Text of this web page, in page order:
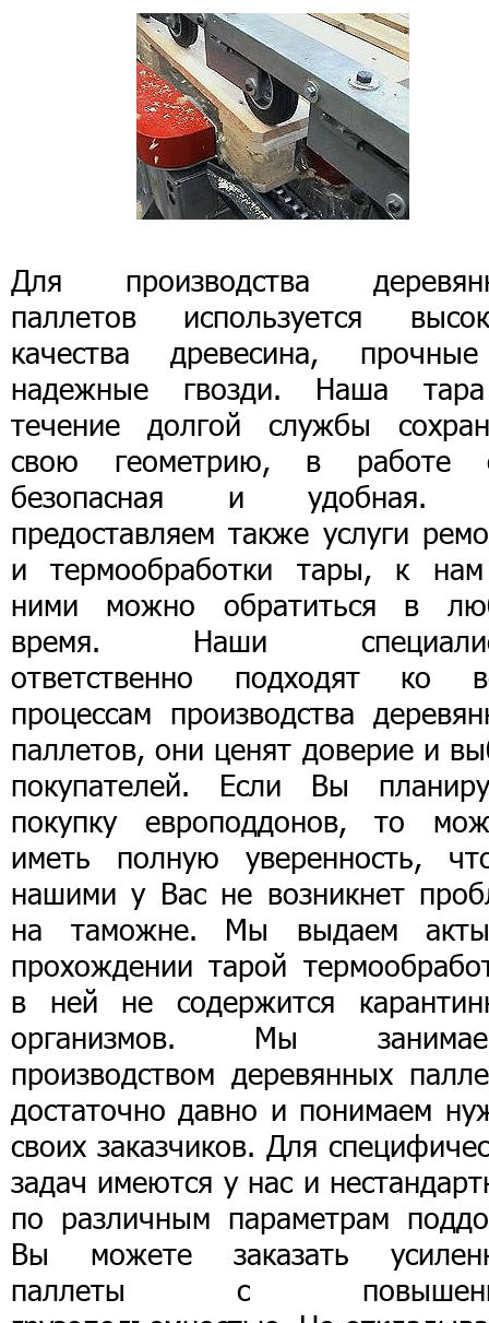
Для производства
паллетов используется
качества древесина,
надежные гвозди. Наша
течение долгой службы
свою геометрию, в работе
безопасная и удобная.
предоставляем также услуги
и термообработки тары, к
ними можно обратиться в
время. Наши
ответственно подходят ко
процессам производства
паллетов, они ценят доверие и
покупателей. Если Вы
покупку европоддонов, то
иметь полную уверенность,
нашими у Вас не возникнет
на таможне. Мы выдаем
прохождении тарой
в ней не содержится
организмов. Мы
производством деревянных
достаточно давно и понимаем
своих заказчиков. Для
задач имеются у нас и
по различным параметрам
Вы можете заказать
паллеты с